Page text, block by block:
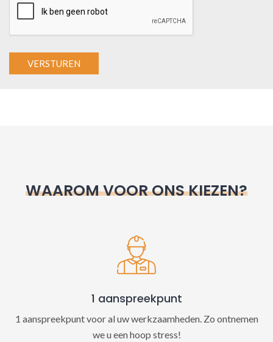
WAAROM VOOR ONS KIEZEN?
1 aanspreekpunt
1 aanspreekpunt voor al uw werkzaamheden. Zo ontnemen
we u een hoop stress!